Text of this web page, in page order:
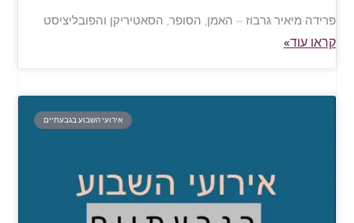
פרידה מיאיר גרבוז – האמן, הסופר, הסאטיריקן והפובליציסט
קראו עוד»
אירועי השבוע בגבעתיים